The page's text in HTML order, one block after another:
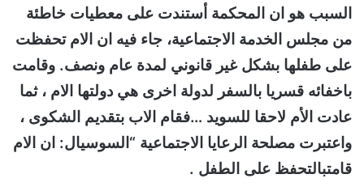
السبب هو ان المحكمة أستندت على معطيات خاطئة
من مجلس الخدمة الاجتماعية، جاء فيه ان الام تحفظت
على طفلها بشكل غير قانوني لمدة عام ونصف. وقامت
باخفائه قسريا بالسفر لدولة اخرى هي دولتها الام ، ثما
عادت الأم لاحقا للسويد …فقام الاب بتقديم الشكوى ،
واعتبرت مصلحة الرعايا الاجتماعية “السوسيال: ان الام
قامتبالتحفظ على الطفل .